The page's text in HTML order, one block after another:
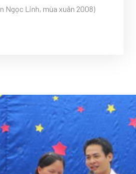
Ngọc Linh, mùa xuân 2008)